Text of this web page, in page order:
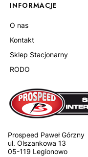
INFORMACJE
O nas
Kontakt
Sklep Stacjonarny
RODO
Prospeed Paweł Górzny
ul. Olszankowa 13
05-119 Legionowo